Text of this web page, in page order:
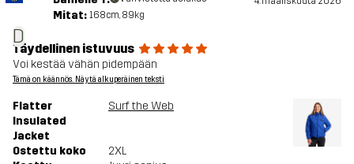
D
Mitat: 168cm, 89kg
Täydellinen istuvuus
Voi kestää vähän pidempään
Tämä on käännös. Näytä alkuperäinen teksti
Flatter
Insulated
Jacket
Surf the Web
Ostettu koko
2XL